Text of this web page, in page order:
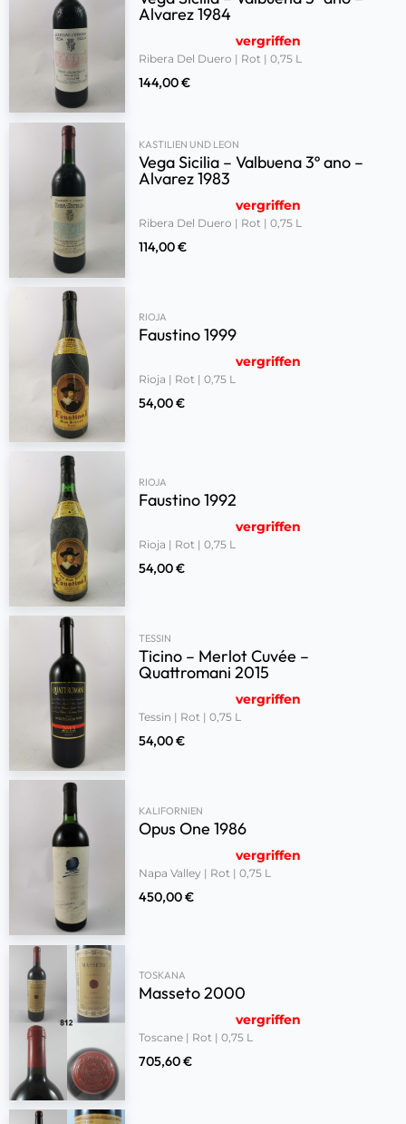
Alvarez 1984
vergriffen
Ribera Del Duero | Rot | 0,75 L
144,00€
KASTILIEN UND LEON
Vega Sicilia – Valbuena 3º ano –
Alvarez 1983
vergriffen
Ribera Del Duero | Rot | 0,75 L
114,00€
RIOJA
Faustino 1999
vergriffen
Rioja | Rot | 0,75 L
54,00€
RIOJA
Faustino 1992
vergriffen
Rioja | Rot | 0,75 L
54,00€
TESSIN
Ticino – Merlot Cuvée –
Quattromani 2015
vergriffen
Tessin | Rot | 0,75 L
54,00€
KALIFORNIEN
Opus One 1986
vergriffen
Napa Valley | Rot | 0,75 L
450,00€
TOSKANA
Masseto 2000
vergriffen
Toscane | Rot | 0,75 L
705,60€